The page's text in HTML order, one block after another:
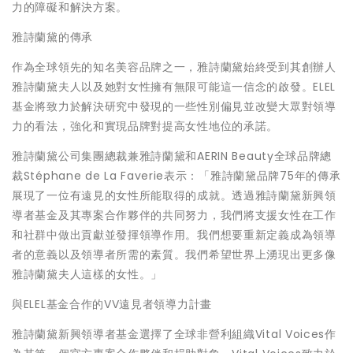
力的障礙和解決方案。
雅詩蘭黛的傳承
作為全球領先的知名美容品牌之一，雅詩蘭黛始終受到其創辦人
雅詩蘭黛夫人以及她對女性擁有無限可能這一信念的啟發。ELEL
基金將致力於解決研究中發現的一些性別偏見並改變大眾對領導
力的看法，強化和實現品牌對提高女性地位的承諾。
雅詩蘭黛公司集團總裁兼雅詩蘭黛和AERIN Beauty全球品牌總
裁Stéphane de La Faverie表示：「雅詩蘭黛品牌75年的傳承
展現了一位有遠見的女性所能取得的成就。透過雅詩蘭黛新興領
導者基金及其專案合作夥伴的共同努力，我們將支援女性在工作
和社群中做出貢獻並發揮領導作用。我們想要重新定義成為領導
者的意義以及領導者所需的素質。我們希望世界上湧現出更多像
雅詩蘭黛夫人這樣的女性。」
與ELEL基金合作的VV遠見者領導力計畫
雅詩蘭黛新興領導者基金選擇了全球非營利組織Vital Voices作